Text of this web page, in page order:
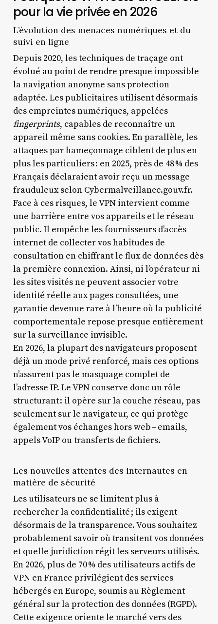
pour la vie privée en 2026
L’évolution des menaces numériques et du
suivi en ligne
Depuis 2020, les techniques de traçage ont
évolué au point de rendre presque impossible
la navigation anonyme sans protection
adaptée. Les publicitaires utilisent désormais
des empreintes numériques, appelées
fingerprints, capables de reconnaître un
appareil même sans cookies. En parallèle, les
attaques par hameçonnage ciblent de plus en
plus les particuliers : en 2025, près de 48 % des
Français déclaraient avoir reçu un message
frauduleux selon Cybermalveillance.gouv.fr.
Face à ces risques, le VPN intervient comme
une barrière entre vos appareils et le réseau
public. Il empêche les fournisseurs d’accès
internet de collecter vos habitudes de
consultation en chiffrant le flux de données dès
la première connexion. Ainsi, ni l’opérateur ni
les sites visités ne peuvent associer votre
identité réelle aux pages consultées, une
garantie devenue rare à l’heure où la publicité
comportementale repose presque entièrement
sur la surveillance invisible.
En 2026, la plupart des navigateurs proposent
déjà un mode privé renforcé, mais ces options
n’assurent pas le masquage complet de
l’adresse IP. Le VPN conserve donc un rôle
structurant : il opère sur la couche réseau, pas
seulement sur le navigateur, ce qui protège
également vos échanges hors web – emails,
appels VoIP ou transferts de fichiers.
Les nouvelles attentes des internautes en
matière de sécurité
Les utilisateurs ne se limitent plus à
rechercher la confidentialité ; ils exigent
désormais de la transparence. Vous souhaitez
probablement savoir où transitent vos données
et quelle juridiction régit les serveurs utilisés.
En 2026, plus de 70 % des utilisateurs actifs de
VPN en France privilégient des services
hébergés en Europe, soumis au Règlement
général sur la protection des données (RGPD).
Cette exigence oriente le marché vers des